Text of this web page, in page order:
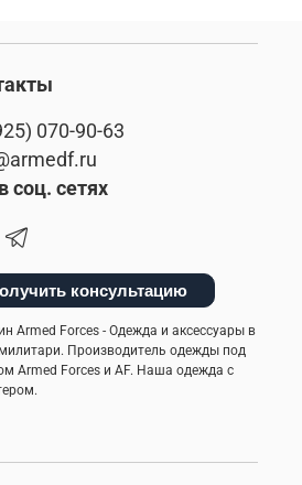
070-90-63
соц. сетях
консультацию
Armed Forces - Одежда и аксессуары в
Производитель одежды под
Armed Forces и AF. Наша одежда с